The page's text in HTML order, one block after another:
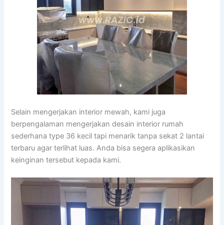
Selain mengerjakan interior mewah, kami juga
berpengalaman mengerjakan desain interior rumah
sederhana type 36 kecil tapi menarik tanpa sekat 2 lantai
terbaru agar terlihat luas. Anda bisa segera aplikasikan
keinginan tersebut kepada kami.